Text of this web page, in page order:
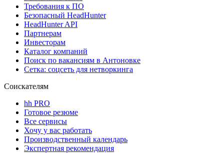
Требования к ПО
Безопасный HeadHunter
HeadHunter API
Партнерам
Инвесторам
Каталог компаний
Поиск по вакансиям в Антоновке
Сетка: соцсеть для нетворкинга
Соискателям
hh PRO
Готовое резюме
Все сервисы
Хочу у вас работать
Производственный календарь
Экспертная рекомендация